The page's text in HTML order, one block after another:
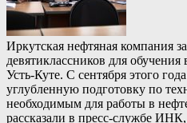
Иркутская нефтяная компания
девятиклассников для
Усть-Куте. С сентября этого
углубленную подготовку по
необходимым для работы в
рассказали в пресс-службе